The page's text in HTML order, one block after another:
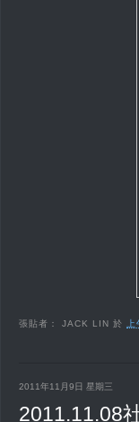
張貼者：JACK LIN 於上
2011年11月9日 星期三
2011.11.08